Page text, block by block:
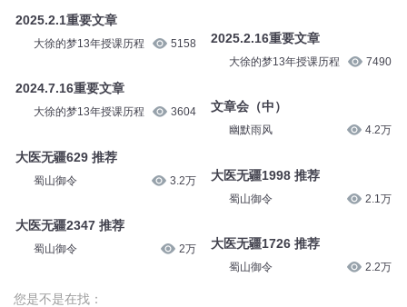
2025.2.1重要文章
大徐的梦13年授课历程 5158
2024.7.16重要文章
大徐的梦13年授课历程 3604
大医无疆629 推荐
蜀山御令 3.2万
大医无疆2347 推荐
蜀山御令 2万
2025.2.16重要文章
大徐的梦13年授课历程 7490
文章会（中）
幽默雨风 4.2万
大医无疆1998 推荐
蜀山御令 2.1万
大医无疆1726 推荐
蜀山御令 2.2万
您是不是在找：